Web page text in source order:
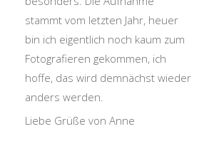
stammt vom letzten Jahr, heuer
bin ich eigentlich noch kaum zum
Fotografieren gekommen, ich
hoffe, das wird demnächst wieder
anders werden.
Liebe Grüße von Anne